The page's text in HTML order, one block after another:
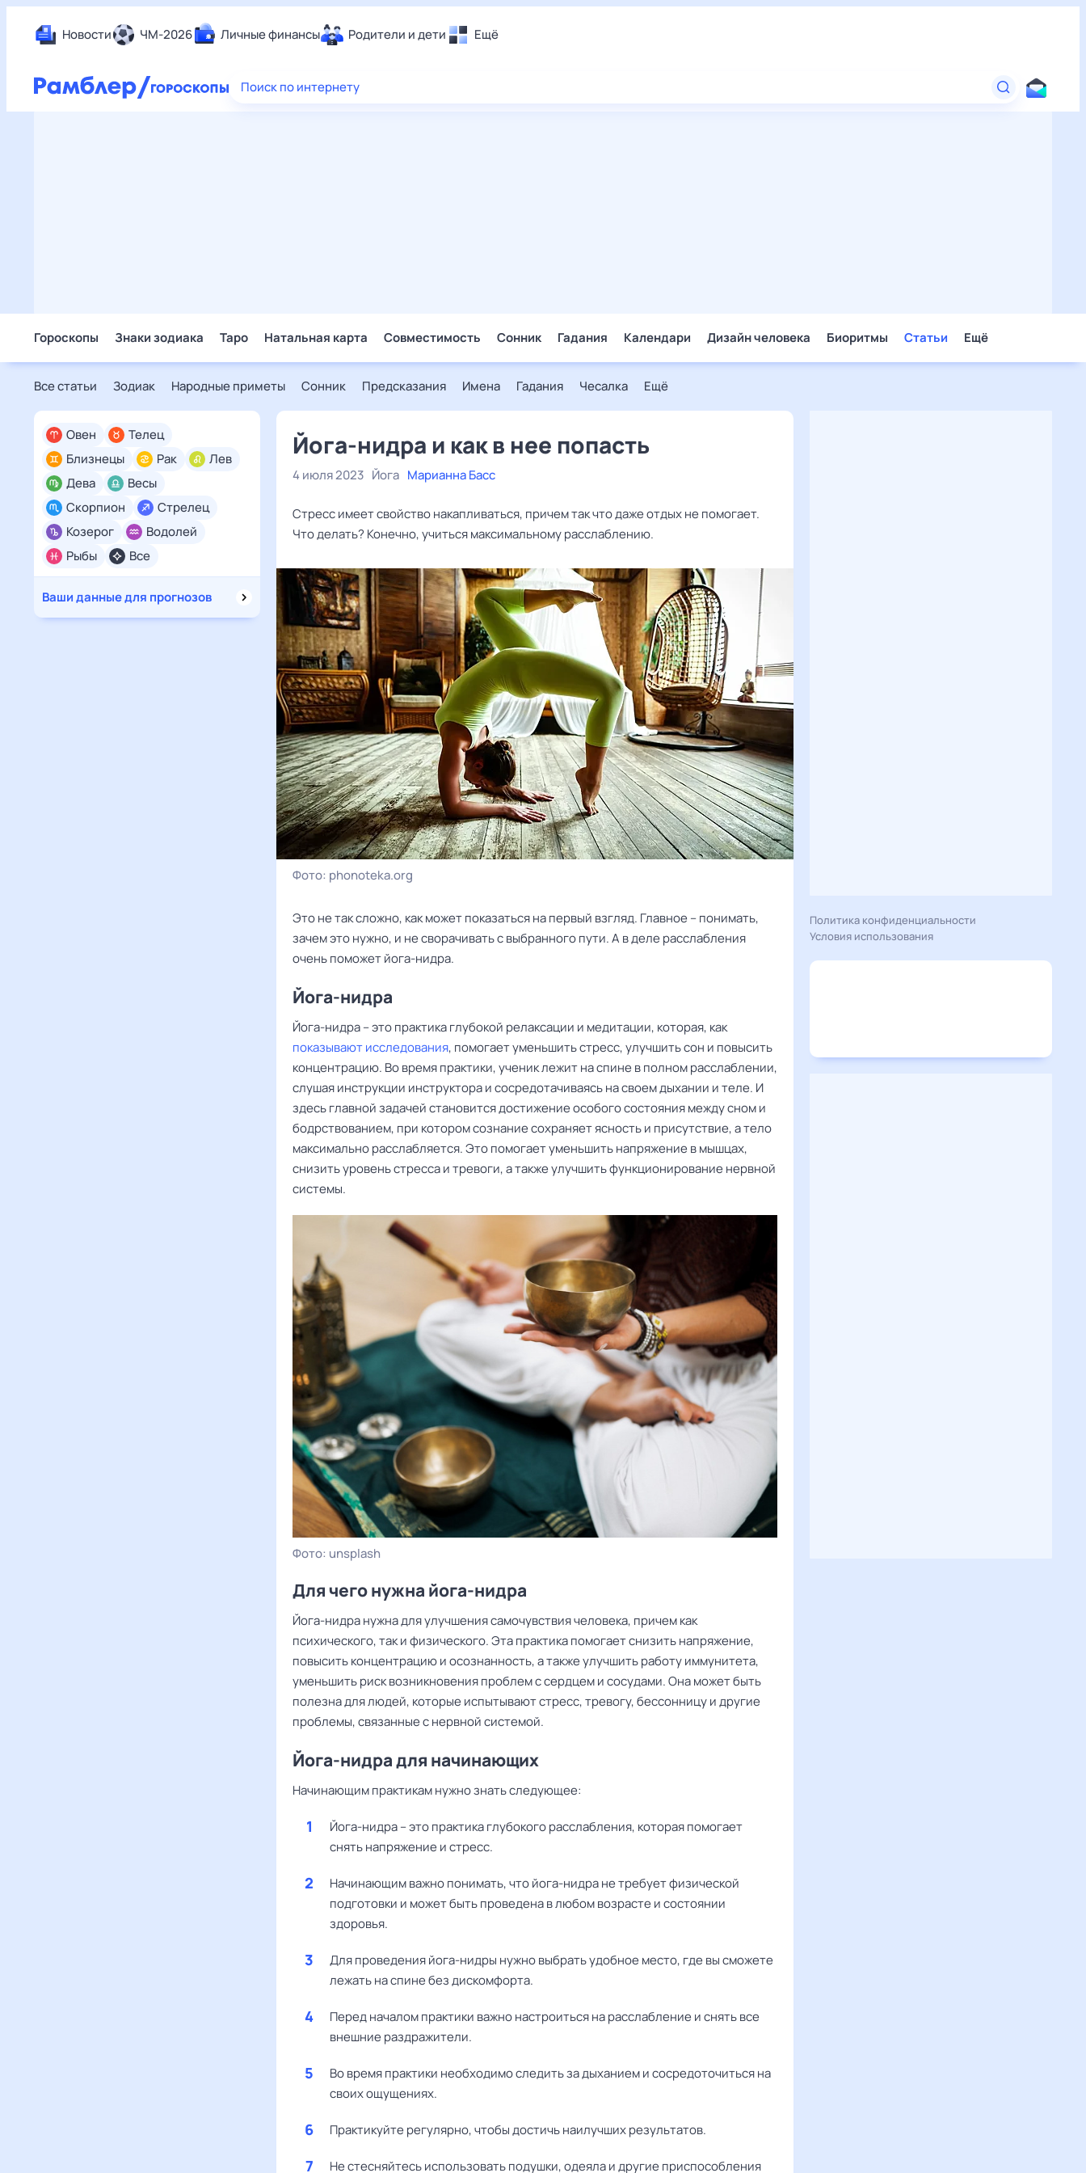
Новости ЧМ-2026 Личные финансы Родители и дети Ещё
Еда
Поиск по интернету
Гороскопы Знаки зодиака Таро Натальная карта Совместимость Сонник Гадания Календари Дизайн человека Биоритмы Статьи Ещё
Все статьи Зодиак Народные приметы Сонник Предсказания Имена Гадания Чесалка Ещё
Все
Овен
Телец
Близнецы
Рак
Лев
Дева
Весы
Скорпион
Стрелец
Козерог
Водолей
Рыбы
Ваши данные для прогнозов
Йога-нидра и как в нее попасть
4 июля 2023 Йога Марианна Басс
Стресс имеет свойство накапливаться, причем так что даже отдых не помогает.
Что делать? Конечно, учиться максимальному расслаблению.
Фото: phonoteka.org
Это не так сложно, как может показаться на первый взгляд. Главное – понимать,
зачем это нужно, и не сворачивать с выбранного пути. А в деле расслабления
очень поможет йога-нидра.
Йога-нидра
Йога-нидра – это практика глубокой релаксации и медитации, которая, как
показывают исследования, помогает уменьшить стресс, улучшить сон и повысить
концентрацию. Во время практики, ученик лежит на спине в полном расслаблении,
слушая инструкции инструктора и сосредотачиваясь на своем дыхании и теле. И
здесь главной задачей становится достижение особого состояния между сном и
бодрствованием, при котором сознание сохраняет ясность и присутствие, а тело
максимально расслабляется. Это помогает уменьшить напряжение в мышцах,
снизить уровень стресса и тревоги, а также улучшить функционирование нервной
системы.
unsplash
Для чего нужна йога-нидра
Йога-нидра нужна для улучшения самочувствия человека, причем как
психического, так и физического. Эта практика помогает снизить напряжение,
повысить концентрацию и осознанность, а также улучшить работу иммунитета,
уменьшить риск возникновения проблем с сердцем и сосудами. Она может быть
полезна для людей, которые испытывают стресс, тревогу, бессонницу и другие
проблемы, связанные с нервной системой.
Йога-нидра для начинающих
Начинающим практикам нужно знать следующее:
Йога-нидра – это практика глубокого расслабления, которая помогает
снять напряжение и стресс.
Начинающим важно понимать, что йога-нидра не требует физической
подготовки и может быть проведена в любом возрасте и состоянии
здоровья.
Для проведения йога-нидры нужно выбрать удобное место, где вы сможете
лежать на спине без дискомфорта.
Перед началом практики важно настроиться на расслабление и снять все
внешние раздражители.
Во время практики необходимо следить за дыханием и сосредоточиться на
своих ощущениях.
Практикуйте регулярно, чтобы достичь наилучших результатов.
Не стесняйтесь использовать подушки, одеяла и другие приспособления
Политика конфиденциальности
Условия использования